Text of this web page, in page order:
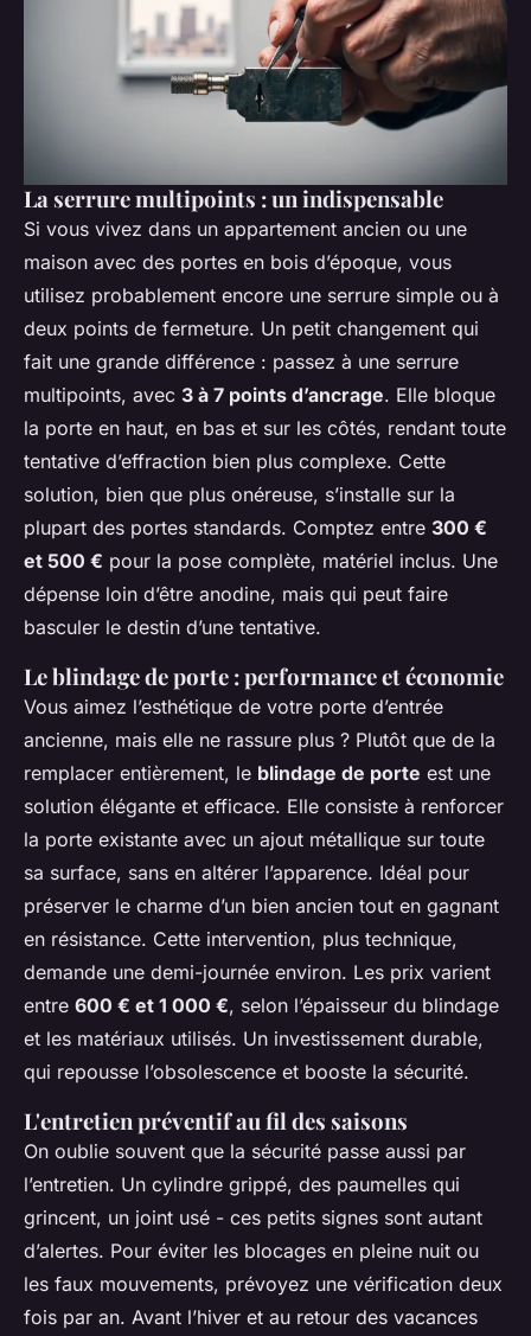
La serrure multipoints : un indispensable
Si vous vivez dans un appartement ancien ou une
maison avec des portes en bois d’époque, vous
utilisez probablement encore une serrure simple ou à
deux points de fermeture. Un petit changement qui
fait une grande différence : passez à une serrure
multipoints, avec 3 à 7 points d’ancrage. Elle bloque
la porte en haut, en bas et sur les côtés, rendant toute
tentative d’effraction bien plus complexe. Cette
solution, bien que plus onéreuse, s’installe sur la
plupart des portes standards. Comptez entre 300 €
et 500 € pour la pose complète, matériel inclus. Une
dépense loin d’être anodine, mais qui peut faire
basculer le destin d’une tentative.
Le blindage de porte : performance et économie
Vous aimez l’esthétique de votre porte d’entrée
ancienne, mais elle ne rassure plus ? Plutôt que de la
remplacer entièrement, le blindage de porte est une
solution élégante et efficace. Elle consiste à renforcer
la porte existante avec un ajout métallique sur toute
sa surface, sans en altérer l’apparence. Idéal pour
préserver le charme d’un bien ancien tout en gagnant
en résistance. Cette intervention, plus technique,
demande une demi-journée environ. Les prix varient
entre 600 € et 1 000 €, selon l’épaisseur du blindage
et les matériaux utilisés. Un investissement durable,
qui repousse l’obsolescence et booste la sécurité.
L'entretien préventif au fil des saisons
On oublie souvent que la sécurité passe aussi par
l’entretien. Un cylindre grippé, des paumelles qui
grincent, un joint usé - ces petits signes sont autant
d’alertes. Pour éviter les blocages en pleine nuit ou
les faux mouvements, prévoyez une vérification deux
fois par an. Avant l’hiver et au retour des vacances